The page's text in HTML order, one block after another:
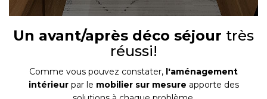
Un avant/après déco séjour très
réussi!
Comme vous pouvez constater, l'aménagement
intérieurpar le mobilier sur mesure apporte des